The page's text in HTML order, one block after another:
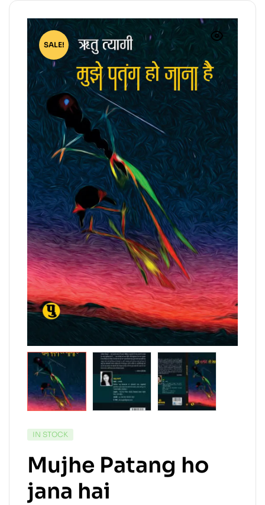
SALE!
IN STOCK
Mujhe Patang ho
jana hai